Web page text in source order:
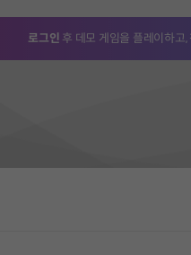
로그인 후 데모 게임을 플레이하고,